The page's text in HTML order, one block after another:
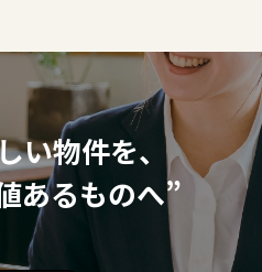
い物件を、
あるものへ”